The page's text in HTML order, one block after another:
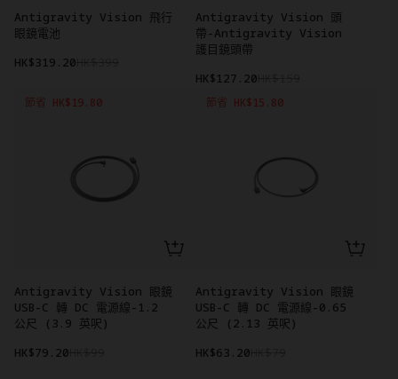
Antigravity Vision 飛行
眼鏡電池
HK$319.20
Antigravity Vision 頭
帶-Antigravity Vision
護目鏡頭帶
HK$127.20
節省 HK$19.80
Antigravity Vision 眼鏡
USB-C 轉 DC 電源線-1.2
公尺 (3.9 英呎)
HK$79.20
節省 HK$15.80
Antigravity Vision 眼鏡
USB-C 轉 DC 電源線-0.65
公尺 (2.13 英呎)
HK$63.20